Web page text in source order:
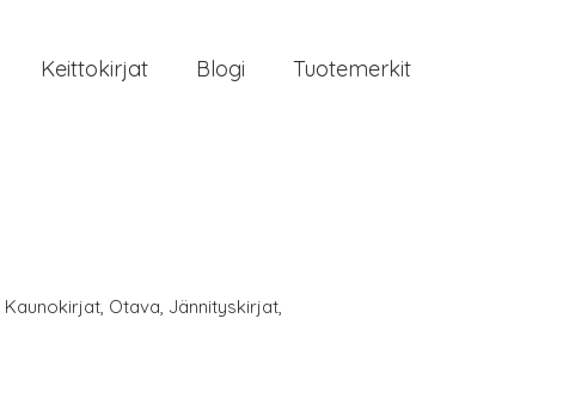
Keittokirjat Blogi Tuotemerkit
Kaunokirjat, Otava, Jännityskirjat,